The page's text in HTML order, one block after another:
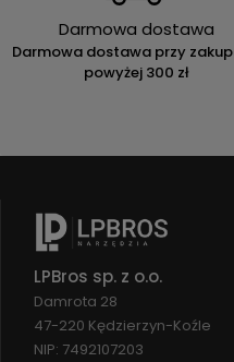
Darmowa dostawa
Darmowa dostawa przy
powyżej 300 zł
LPBros sp. z o.o.
Damrota 28
47-220 Kędzierzyn-Koźle
NIP: 7492107203